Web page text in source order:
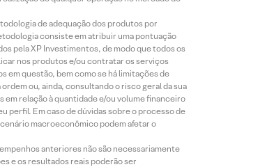
de adequação dos produtos por
consiste em atribuir uma pontuação
pela XP Investimentos, de modo que todos os
nos produtos e/ou contratar os serviços
em questão, bem como se há limitações de
ou, ainda, consultando o risco geral da sua
relação à quantidade e/ou volume financeiro
perfil. Em caso de dúvidas sobre o processo de
macroeconômico podem afetar o
anteriores não são necessariamente
e os resultados reais poderão ser